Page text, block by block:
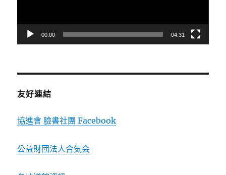
00:00 04:31
友好連結
協進會 臉書社團 Facebook
公益財団法人合気会